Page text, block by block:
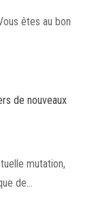
êtes au bon
de nouveaux
mutation,
de…